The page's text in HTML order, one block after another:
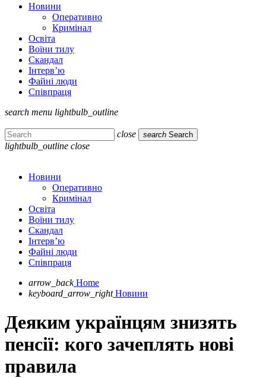
Новини
Оперативно
Кримінал
Освіта
Воїни тилу
Скандал
Інтерв’ю
Файні люди
Співпраця
search menu lightbulb_outline
close search Search
lightbulb_outline close
Новини
Оперативно
Кримінал
Освіта
Воїни тилу
Скандал
Інтерв’ю
Файні люди
Співпраця
arrow_back Home
keyboard_arrow_right Новини
Деяким українцям знизять
пенсії: кого зачеплять нові
правила